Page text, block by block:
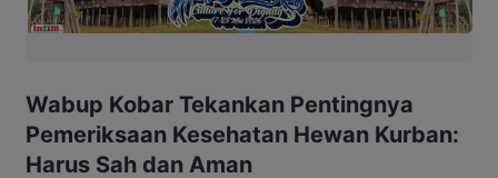
Wabup Kobar Tekankan Pentingnya
Pemeriksaan Kesehatan Hewan Kurban:
Harus Sah dan Aman